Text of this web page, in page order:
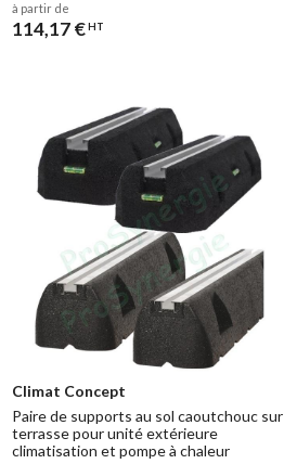
à partir de
114,17 €HT
Climat Concept
Paire de supports au sol caoutchouc sur
terrasse pour unité extérieure
climatisation et pompe à chaleur